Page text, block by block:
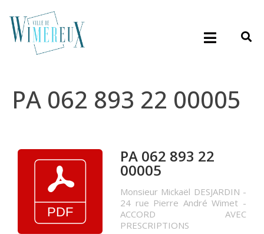
PA 062 893 22 00005
PA 062 893 22
00005
Monsieur Mickaël DESJARDIN -
24 rue Pierre André Wimet -
ACCORD AVEC
PRESCRIPTIONS